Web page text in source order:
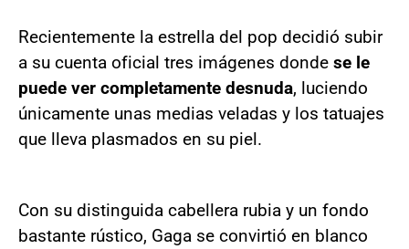
Recientemente la estrella del pop decidió subir
a su cuenta oficial tres imágenes donde se le
puede ver completamente desnuda, luciendo
únicamente unas medias veladas y los tatuajes
que lleva plasmados en su piel.
Con su distinguida cabellera rubia y un fondo
bastante rústico, Gaga se convirtió en blanco